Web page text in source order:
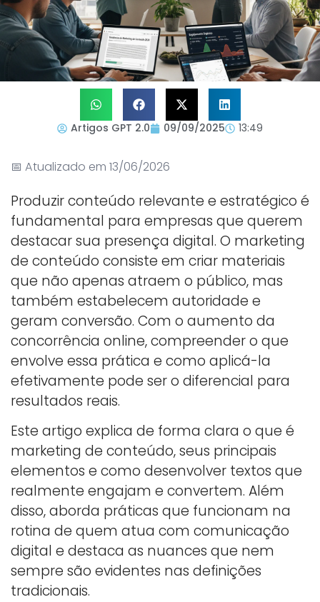
Artigos GPT 2.0 09/09/2025 13:49
📅 Atualizado em 13/06/2026
Produzir conteúdo relevante e estratégico é
fundamental para empresas que querem
destacar sua presença digital. O marketing
de conteúdo consiste em criar materiais
que não apenas atraem o público, mas
também estabelecem autoridade e
geram conversão. Com o aumento da
concorrência online, compreender o que
envolve essa prática e como aplicá-la
efetivamente pode ser o diferencial para
resultados reais.
Este artigo explica de forma clara o que é
marketing de conteúdo, seus principais
elementos e como desenvolver textos que
realmente engajam e convertem. Além
disso, aborda práticas que funcionam na
rotina de quem atua com comunicação
digital e destaca as nuances que nem
sempre são evidentes nas definições
tradicionais.